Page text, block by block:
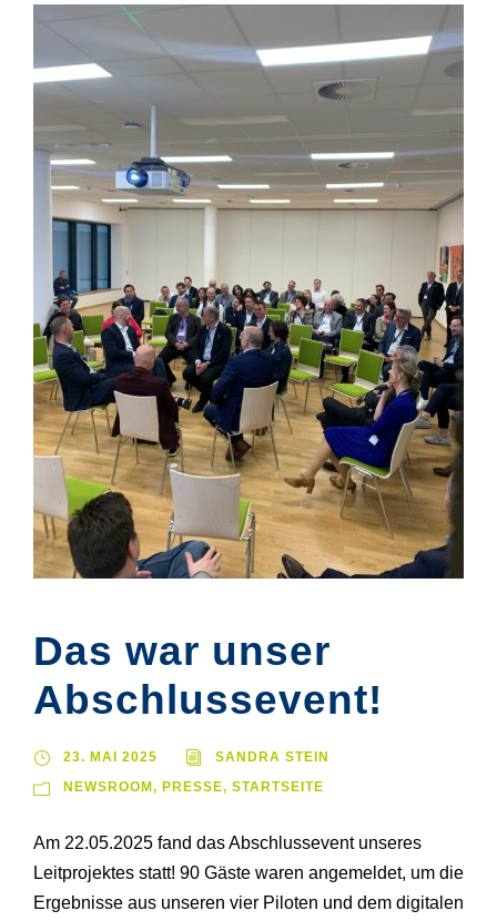
Das war unser
Abschlussevent!
23. MAI 2025 SANDRA STEIN
NEWSROOM , PRESSE, STARTSEITE
Am 22.05.2025 fand das Abschlussevent unseres
Leitprojektes statt! 90 Gäste waren angemeldet, um die
Ergebnisse aus unseren vier Piloten und dem digitalen